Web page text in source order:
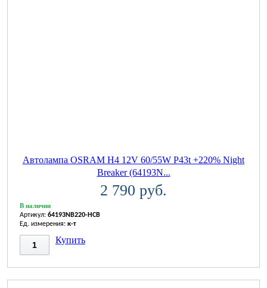
Автолампа OSRAM H4 12V 60/55W P43t +220% Night
Breaker (64193N...
2 790 руб.
В наличии
Артикул: 64193NB220-HCB
Ед. измерения: к-т
Купить